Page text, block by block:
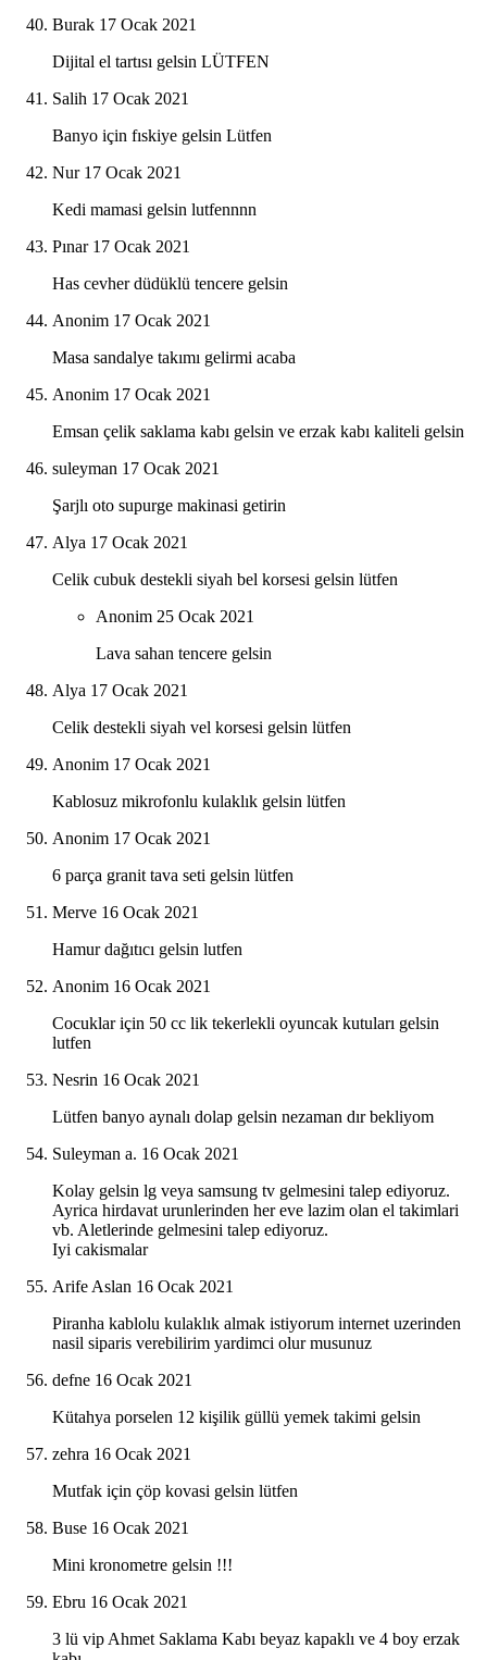
Burak 17 Ocak 2021
Dijital el tartısı gelsin LÜTFEN
Salih 17 Ocak 2021
Banyo için fıskiye gelsin Lütfen
Nur 17 Ocak 2021
Kedi mamasi gelsin lutfennnn
Pınar 17 Ocak 2021
Has cevher düdüklü tencere gelsin
Anonim 17 Ocak 2021
Masa sandalye takımı gelirmi acaba
Anonim 17 Ocak 2021
Emsan çelik saklama kabı gelsin ve erzak kabı kaliteli gelsin
suleyman 17 Ocak 2021
Şarjlı oto supurge makinasi getirin
Alya 17 Ocak 2021
Celik cubuk destekli siyah bel korsesi gelsin lütfen
Anonim 25 Ocak 2021
Lava sahan tencere gelsin
Alya 17 Ocak 2021
Celik destekli siyah vel korsesi gelsin lütfen
Anonim 17 Ocak 2021
Kablosuz mikrofonlu kulaklık gelsin lütfen
Anonim 17 Ocak 2021
6 parça granit tava seti gelsin lütfen
Merve 16 Ocak 2021
Hamur dağıtıcı gelsin lutfen
Anonim 16 Ocak 2021
Cocuklar için 50 cc lik tekerlekli oyuncak kutuları gelsin
lutfen
Nesrin 16 Ocak 2021
Lütfen banyo aynalı dolap gelsin nezaman dır bekliyom
Suleyman a. 16 Ocak 2021
Kolay gelsin lg veya samsung tv gelmesini talep ediyoruz.
Ayrica hirdavat urunlerinden her eve lazim olan el takimlari
vb. Aletlerinde gelmesini talep ediyoruz.
Iyi cakismalar
Arife Aslan 16 Ocak 2021
Piranha kablolu kulaklık almak istiyorum internet uzerinden
nasil siparis verebilirim yardimci olur musunuz
defne 16 Ocak 2021
Kütahya porselen 12 kişilik güllü yemek takimi gelsin
zehra 16 Ocak 2021
Mutfak için çöp kovasi gelsin lütfen
Buse 16 Ocak 2021
Mini kronometre gelsin !!!
Ebru 16 Ocak 2021
3 lü vip Ahmet Saklama Kabı beyaz kapaklı ve 4 boy erzak